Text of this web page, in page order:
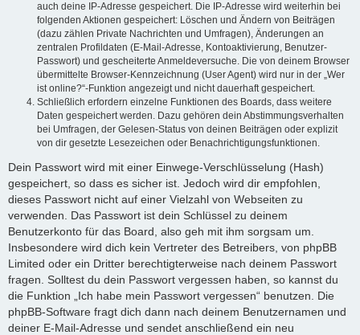
auch deine IP-Adresse gespeichert. Die IP-Adresse wird weiterhin bei
folgenden Aktionen gespeichert: Löschen und Ändern von Beiträgen
(dazu zählen Private Nachrichten und Umfragen), Änderungen an
zentralen Profildaten (E-Mail-Adresse, Kontoaktivierung, Benutzer-
Passwort) und gescheiterte Anmeldeversuche. Die von deinem Browser
übermittelte Browser-Kennzeichnung (User Agent) wird nur in der „Wer
ist online?“-Funktion angezeigt und nicht dauerhaft gespeichert.
Schließlich erfordern einzelne Funktionen des Boards, dass weitere
Daten gespeichert werden. Dazu gehören dein Abstimmungsverhalten
bei Umfragen, der Gelesen-Status von deinen Beiträgen oder explizit
von dir gesetzte Lesezeichen oder Benachrichtigungsfunktionen.
Dein Passwort wird mit einer Einwege-Verschlüsselung (Hash)
gespeichert, so dass es sicher ist. Jedoch wird dir empfohlen,
dieses Passwort nicht auf einer Vielzahl von Webseiten zu
verwenden. Das Passwort ist dein Schlüssel zu deinem
Benutzerkonto für das Board, also geh mit ihm sorgsam um.
Insbesondere wird dich kein Vertreter des Betreibers, von phpBB
Limited oder ein Dritter berechtigterweise nach deinem Passwort
fragen. Solltest du dein Passwort vergessen haben, so kannst du
die Funktion „Ich habe mein Passwort vergessen“ benutzen. Die
phpBB-Software fragt dich dann nach deinem Benutzernamen und
deiner E-Mail-Adresse und sendet anschließend ein neu